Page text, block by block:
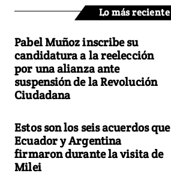
Lo más reciente
Pabel Muñoz inscribe su
candidatura a la reelección
por una alianza ante
suspensión de la Revolución
Ciudadana
Estos son los seis acuerdos que
Ecuador y Argentina
firmaron durante la visita de
Milei